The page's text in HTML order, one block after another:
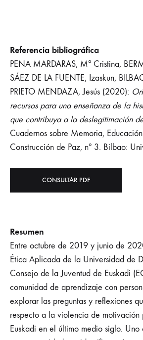
Referencia bibliográfica
PENA MARDARAS, Mª Cristina,
SÁEZ DE LA FUENTE, Izaskun,
PRIETO MENDAZA, Jesús (2020):
recursos para una enseñanza de la
que contribuya a la deslegitimación
Cuadernos sobre Memoria,
Construcción de Paz, nº 3. Bilbao:
CONSULTAR PDF
Resumen
Entre octubre de 2019 y junio de
Ética Aplicada de la Universidad de
Consejo de la Juventud de Euskadi
comunidad de aprendizaje con
explorar las preguntas y reflexiones
respecto a la violencia de
Euskadi en el último medio siglo.